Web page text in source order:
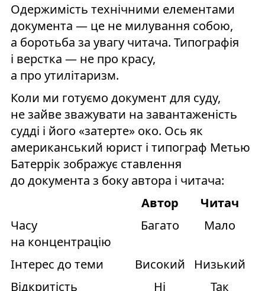
Одержимість технічними елементами
документа — це не милування собою,
а боротьба за увагу читача. Типографія
і верстка — не про красу,
а про утилітаризм.
Коли ми готуємо документ для суду,
не зайве зважувати на завантаженість
судді і його «затерте» око. Ось як
американський юрист і типограф Метью
Батеррік зображує ставлення
до документа з боку автора і читача:
Автор
Читач
Часу
на концентрацію
Багато Мало
Інтерес до теми Високий
Низький
Відкритість
Ні Так